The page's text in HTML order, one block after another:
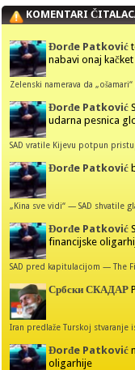
KOMENTARI
Đorđe Patković
nabavi onaj
Zelenski namerava da
Đorđe Patković
udarna pesnica
SAD vratile Kijevu potpun
Đorđe Patković
„Kina sve vidi“ — SAD shvatile
Đorđe Patković
financijske
SAD pred kapitulacijom — The
Србски СКАДАР
Iran predlaže Turskoj stvaranje
Đorđe Patković
oligarhije